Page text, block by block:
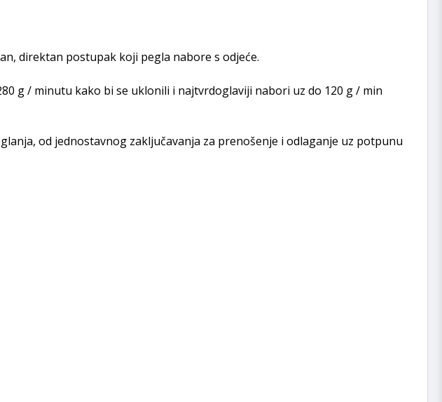
direktan postupak koji pegla nabore s odjeće.
g / minutu kako bi se uklonili i najtvrdoglaviji nabori uz do 120 g / min
od jednostavnog zaključavanja za prenošenje i odlaganje uz potpunu